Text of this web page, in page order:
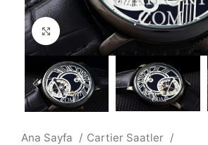
Büyütmek için tıklayın
Ana Sayfa
Cartier Saatler